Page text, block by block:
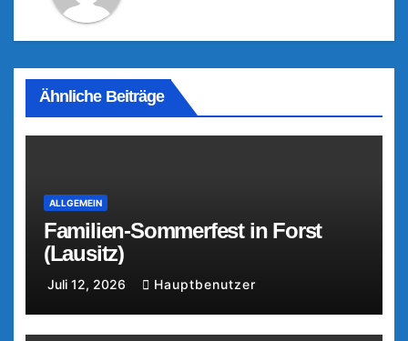
Ähnliche Beiträge
ALLGEMEIN
Familien-Sommerfest in Forst
(Lausitz)
Juli 12, 2026 Hauptbenutzer